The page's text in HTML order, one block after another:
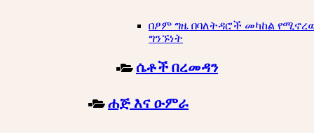
በፆም ግዜ በባለትዳሮች መካከል
ግንኙነት
ሴቶች በረመዳን
ሐጅ እና ዑምራ